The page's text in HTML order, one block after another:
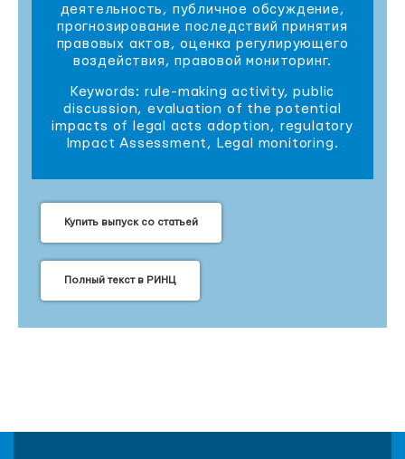
деятельность, публичное обсуждение,
прогнозирование последствий принятия
правовых актов, оценка регулирующего
воздействия, правовой мониторинг.
Keywords: rule-making activity, public
discussion, evaluation of the potential
impacts of legal acts adoption, regulatory
Impact Assessment, Legal monitoring.
Купить выпуск со статьей
Полный текст в РИНЦ